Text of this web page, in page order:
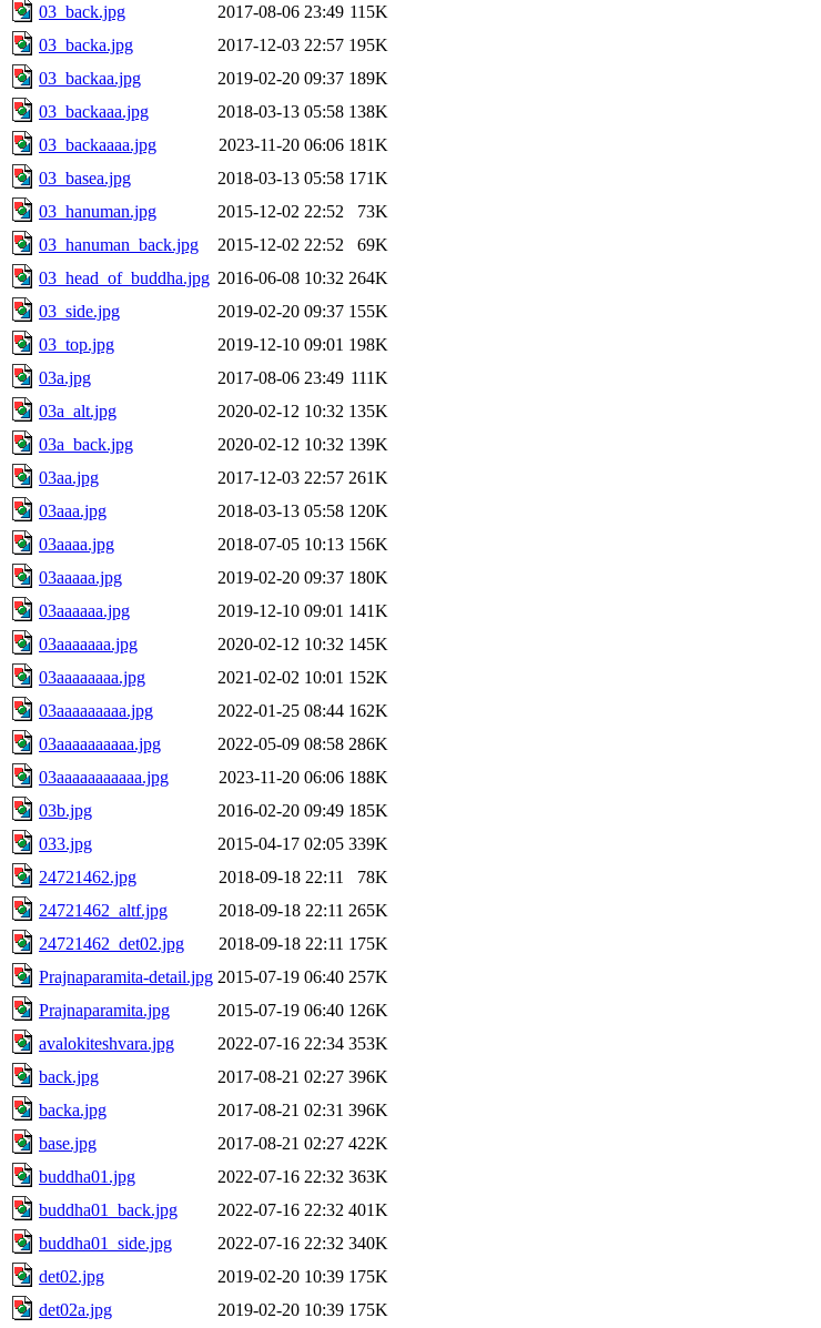
03_back.jpg
2017-08-06 23:49 115K
03_backa.jpg
2017-12-03 22:57 195K
03_backaa.jpg
2019-02-20 09:37 189K
03_backaaa.jpg
2018-03-13 05:58 138K
03_backaaaa.jpg
2023-11-20 06:06 181K
03_basea.jpg
2018-03-13 05:58 171K
03_hanuman.jpg
2015-12-02 22:52
73K
03_hanuman_back.jpg
2015-12-02 22:52
69K
03_head_of_buddha.jpg 2016-06-08 10:32 264K
03_side.jpg
2019-02-20 09:37 155K
03_top.jpg
2019-12-10 09:01 198K
03a.jpg
2017-08-06 23:49 111K
03a_alt.jpg
2020-02-12 10:32 135K
03a_back.jpg
2020-02-12 10:32 139K
03aa.jpg
2017-12-03 22:57 261K
03aaa.jpg
2018-03-13 05:58 120K
03aaaa.jpg
2018-07-05 10:13 156K
03aaaaa.jpg
2019-02-20 09:37 180K
03aaaaaa.jpg
2019-12-10 09:01 141K
03aaaaaaa.jpg
2020-02-12 10:32 145K
03aaaaaaaa.jpg
2021-02-02 10:01 152K
03aaaaaaaaa.jpg
2022-01-25 08:44 162K
03aaaaaaaaaa.jpg
2022-05-09 08:58 286K
03aaaaaaaaaaa.jpg
2023-11-20 06:06 188K
03b.jpg
2016-02-20 09:49 185K
033.jpg
2015-04-17 02:05 339K
24721462.jpg
2018-09-18 22:11
78K
24721462_altf.jpg
2018-09-18 22:11 265K
24721462_det02.jpg
2018-09-18 22:11 175K
Prajnaparamita-detail.jpg 2015-07-19 06:40 257K
Prajnaparamita.jpg
2015-07-19 06:40 126K
avalokiteshvara.jpg
2022-07-16 22:34 353K
back.jpg
2017-08-21 02:27 396K
backa.jpg
2017-08-21 02:31 396K
base.jpg
2017-08-21 02:27 422K
buddha01.jpg
2022-07-16 22:32 363K
buddha01_back.jpg
2022-07-16 22:32 401K
buddha01_side.jpg
2022-07-16 22:32 340K
det02.jpg
2019-02-20 10:39 175K
det02a.jpg
2019-02-20 10:39 175K